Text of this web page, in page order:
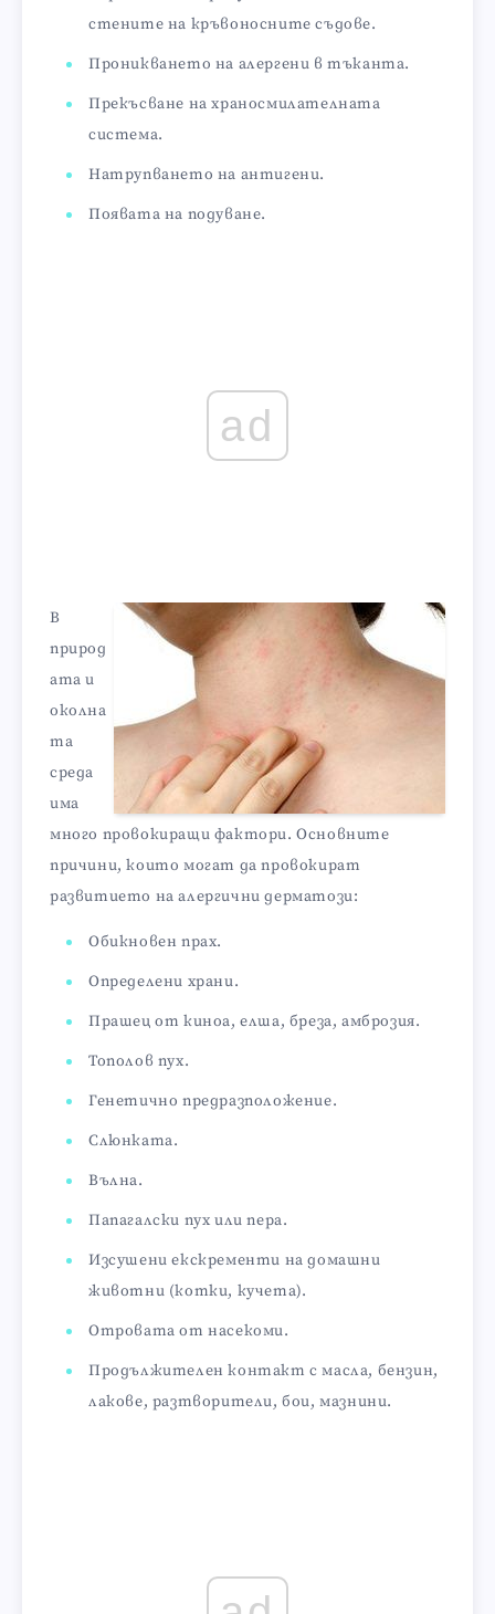
стените на кръвоносните съдове.
Проникването на алергени в тъканта.
Прекъсване на храносмилателната
система.
Натрупването на антигени.
Появата на подуване.
ad
В
природ
ата и
околна
та
среда
има
много провокиращи фактори. Основните
причини, които могат да провокират
развитието на алергични дерматози:
Обикновен прах.
Определени храни.
Прашец от киноа, елша, бреза, амброзия.
Тополов пух.
Генетично предразположение.
Слюнката.
Вълна.
Папагалски пух или пера.
Изсушени екскременти на домашни
животни (котки, кучета).
Отровата от насекоми.
Продължителен контакт с масла, бензин,
лакове, разтворители, бои, мазнини.